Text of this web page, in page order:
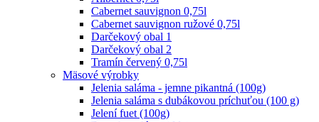
Cabernet sauvignon 0,75l
Cabernet sauvignon ružové 0,75l
Darčekový obal 1
Darčekový obal 2
Tramín červený 0,75l
Mäsové výrobky
Jelenia saláma - jemne pikantná (100g)
Jelenia saláma s dubákovou príchuťou (100 g)
Jelení fuet (100g)